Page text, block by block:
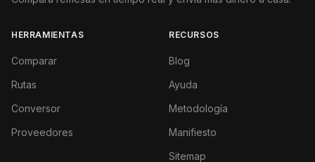
HERRAMIENTAS
Comparar
Rutas
Conversor
Proveedores
RECURSOS
Blog
Ayuda
Metodología
Manifiesto
Sitemap